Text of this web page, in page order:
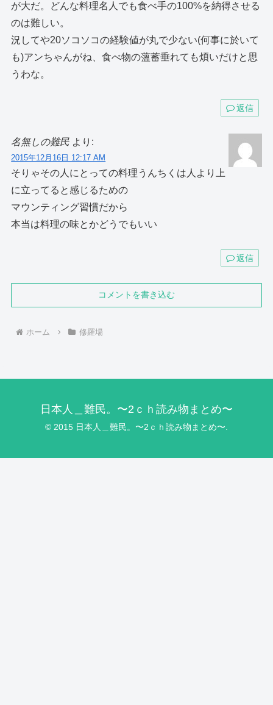
が大だ。どんな料理名人でも食べ手の100%を納得させる
のは難しい。
況してや20ソコソコの経験値が丸で少ない(何事に於いて
も)アンちゃんがね、食べ物の薀蓄垂れても煩いだけと思
うわな。
返信
名無しの難民 より:
2015年12月16日 12:17 AM
そりゃその人にとっての料理うんちくは人より上
に立ってると感じるための
マウンティング習慣だから
本当は料理の味とかどうでもいい
返信
コメントを書き込む
ホーム 修羅場
日本人＿難民。〜2ｃｈ読み物まとめ〜
© 2015 日本人＿難民。〜2ｃｈ読み物まとめ〜.